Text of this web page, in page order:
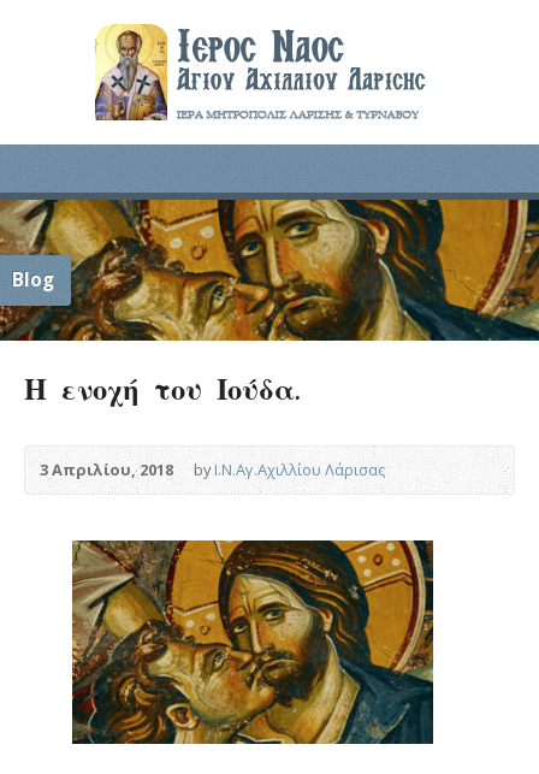
Blog
Η ενοχή του Ιούδα.
3 Απριλίου, 2018 byΙ.Ν.Αγ.Αχιλλίου Λάρισας